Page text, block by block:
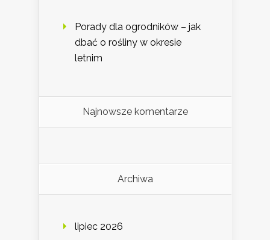
Porady dla ogrodników – jak
dbać o rośliny w okresie
letnim
Najnowsze komentarze
Archiwa
lipiec 2026